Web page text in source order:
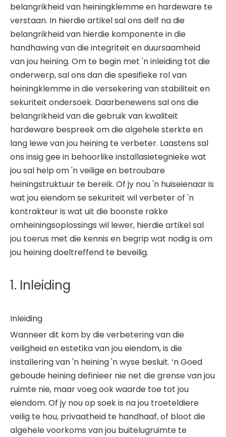
belangrikheid van heiningklemme en hardeware te
verstaan. In hierdie artikel sal ons delf na die
belangrikheid van hierdie komponente in die
handhawing van die integriteit en duursaamheid
van jou heining. Om te begin met 'n inleiding tot die
onderwerp, sal ons dan die spesifieke rol van
heiningklemme in die versekering van stabiliteit en
sekuriteit ondersoek. Daarbenewens sal ons die
belangrikheid van die gebruik van kwaliteit
hardeware bespreek om die algehele sterkte en
lang lewe van jou heining te verbeter. Laastens sal
ons insig gee in behoorlike installasietegnieke wat
jou sal help om 'n veilige en betroubare
heiningstruktuur te bereik. Of jy nou 'n huiseienaar is
wat jou eiendom se sekuriteit wil verbeter of 'n
kontrakteur is wat uit die boonste rakke
omheiningsoplossings wil lewer, hierdie artikel sal
jou toerus met die kennis en begrip wat nodig is om
jou heining doeltreffend te beveilig.
1. Inleiding
Inleiding
Wanneer dit kom by die verbetering van die
veiligheid en estetika van jou eiendom, is die
installering van 'n heining 'n wyse besluit. ’n Goed
geboude heining definieer nie net die grense van jou
ruimte nie, maar voeg ook waarde toe tot jou
eiendom. Of jy nou op soek is na jou troeteldiere
veilig te hou, privaatheid te handhaaf, of bloot die
algehele voorkoms van jou buitelugruimte te